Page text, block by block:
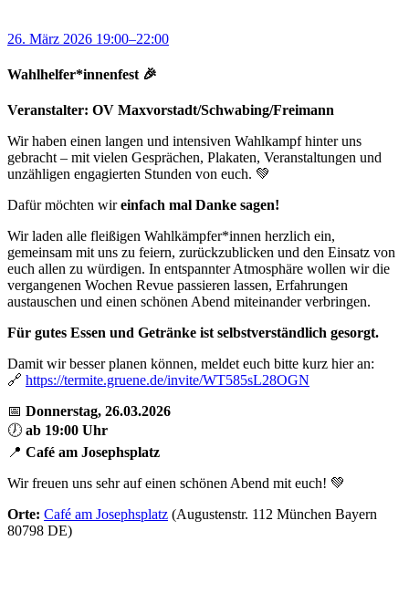
26. März 2026 19:00–22:00
Wahlhelfer*innenfest 🎉
Veranstalter: OV Maxvorstadt/Schwabing/Freimann
Wir haben einen langen und intensiven Wahlkampf hinter uns
gebracht – mit vielen Gesprächen, Plakaten, Veranstaltungen und
unzähligen engagierten Stunden von euch. 💚
Dafür möchten wireinfach mal Danke sagen!
Wir laden alle fleißigen Wahlkämpfer*innen herzlich ein,
gemeinsam mit uns zu feiern, zurückzublicken und den Einsatz von
euch allen zu würdigen. In entspannter Atmosphäre wollen wir die
vergangenen Wochen Revue passieren lassen, Erfahrungen
austauschen und einen schönen Abend miteinander verbringen.
Für gutes Essen und Getränke ist selbstverständlich gesorgt.
Damit wir besser planen können, meldet euch bitte kurz hier an:
🔗 https://termite.gruene.de/invite/WT585sL28OGN
📅 Donnerstag, 26.03.2026
🕖 ab 19:00 Uhr
📍 Café am Josephsplatz
Wir freuen uns sehr auf einen schönen Abend mit euch! 💚
Orte: Café am Josephsplatz (Augustenstr. 112 München Bayern
80798 DE)